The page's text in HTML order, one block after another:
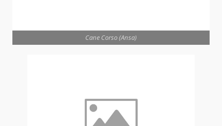
Cane Corso (Ansa)